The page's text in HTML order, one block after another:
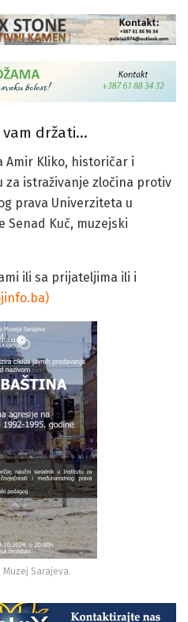
vam držati…
Amir Kliko, historičar i
istraživanje zločina protiv
prava Univerziteta u
Senad Kuč, muzejski
ili sa prijateljima ili i
Muzej Sarajeva.